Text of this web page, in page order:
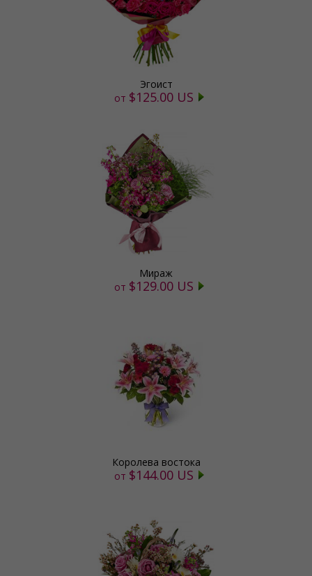
Эгоист
от $125.00 US
Мираж
от $129.00 US
Королева востока
от $144.00 US